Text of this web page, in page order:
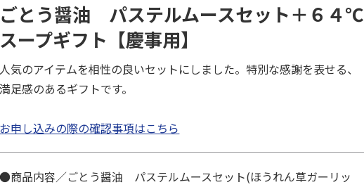
ごとう醤油 パステルムースセット＋６４℃
スープギフト【慶事用】
人気のアイテムを相性の良いセットにしました。特別な感謝を表せる、
満足感のあるギフトです。
お申し込みの際の確認事項はこちら
●商品内容／ごとう醤油 パステルムースセット(ほうれん草ガーリッ